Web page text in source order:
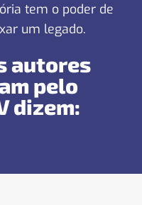
tem o poder de
um legado.
autores
pelo
dizem: